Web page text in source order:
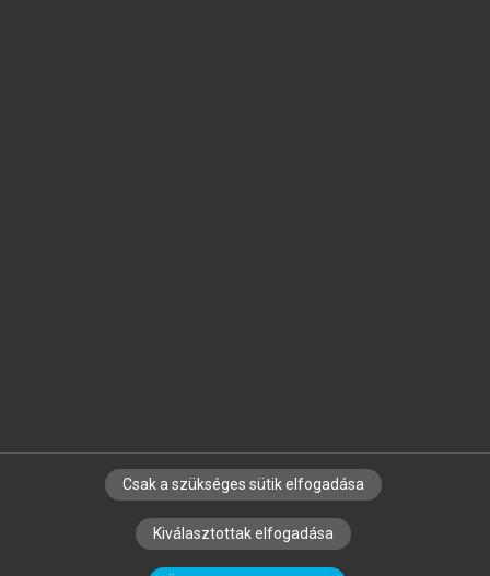
SZERZŐKNEK CÉGEKNEK KÖNYVTÁROSOKNAK
SZERKESZTÉSI ÉS LEKTORÁLÁSI ALAPELVEK
Csak a szükséges sütik elfogadása
Kiválasztottak elfogadása